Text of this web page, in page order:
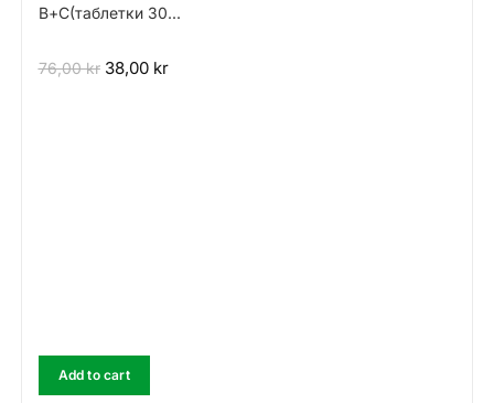
В+C(таблетки 30...
76,00kr 38,00 kr
Add to cart